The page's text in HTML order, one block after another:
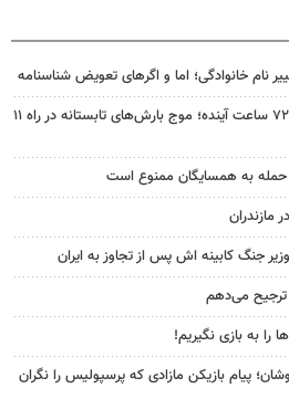
نام خانوادگی؛ اما و اگرهای تعویض شناسنامه
وضعیت جوی کشور در ۷۲ ساعت آینده؛ موج بارش‌های تابستانه در راه ۱۱
حمله به همسایگان ممنوع است
مازندران
جنگ کابینه اش پس از تجاوز به ایران
ترجیح می‌دهم
را به بازی نگیریم!
پیام بازیکن مازادی که پرسپولیس را نگران